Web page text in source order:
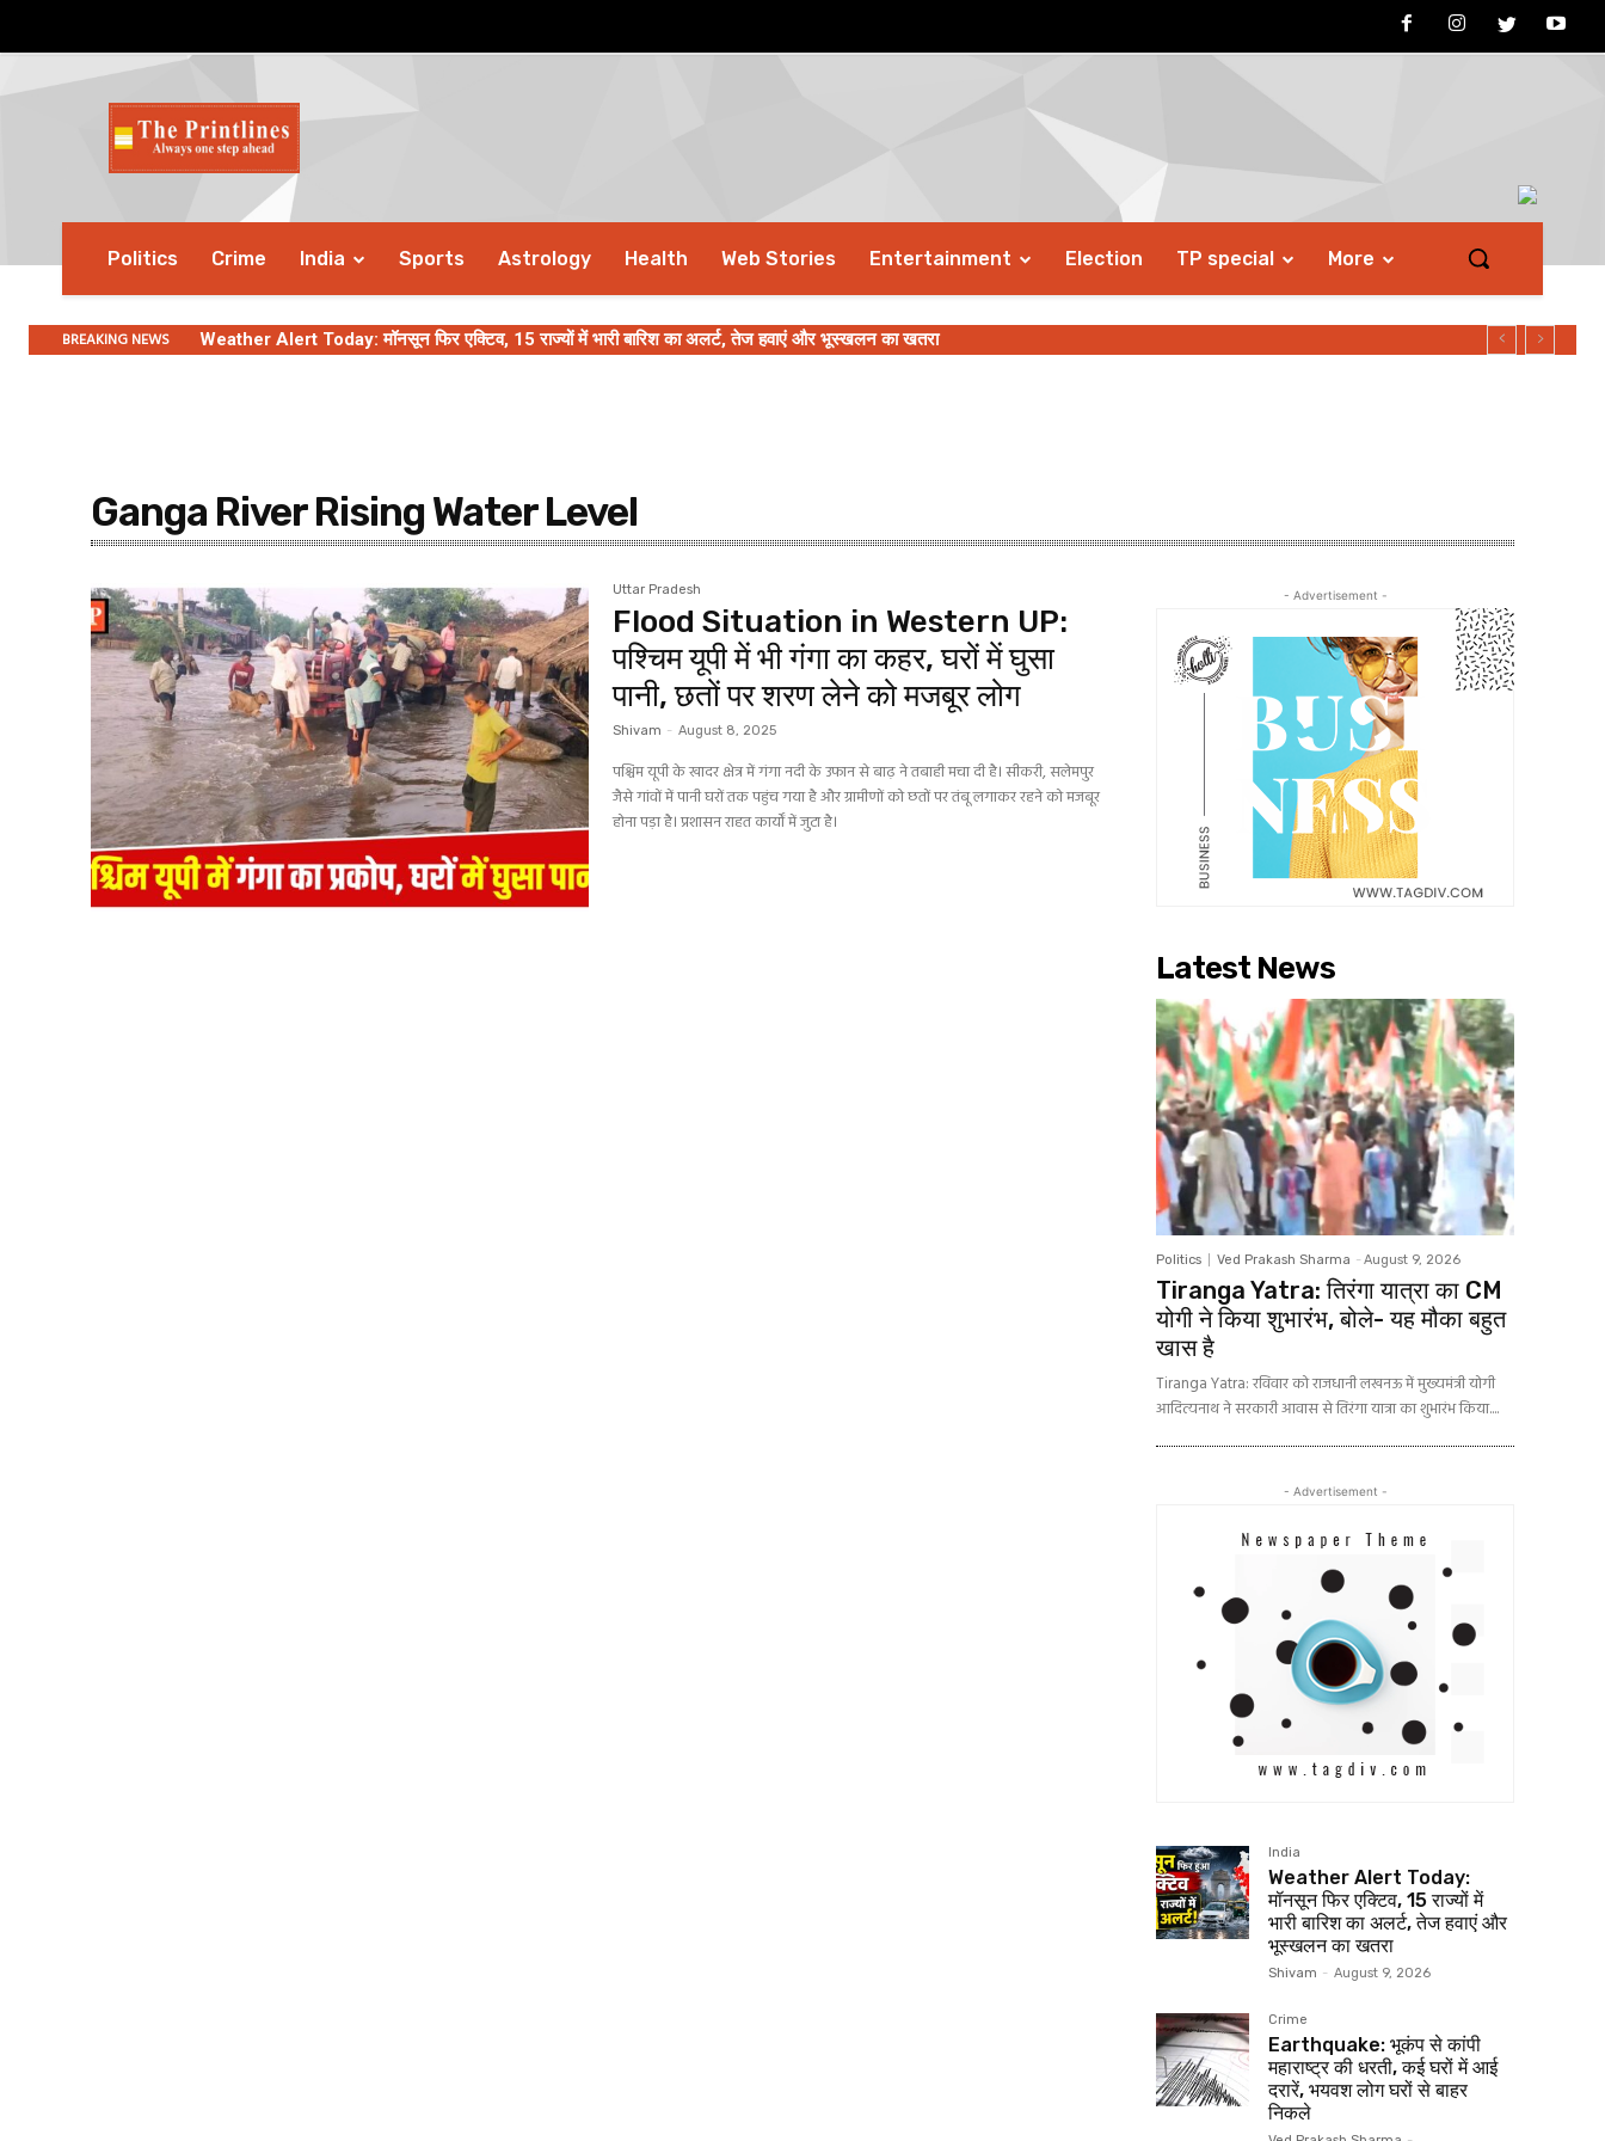
Politics Crime India Sports Astrology Health Web Stories Entertainment Election TP special More
BREAKING NEWS Weather Alert Today: मॉनसून फिर एक्टिव, 15 राज्यों में भारी बारिश का अलर्ट, तेज हवाएं और भूस्खलन का खतरा
Ganga River Rising Water Level
Uttar Pradesh
Flood Situation in Western UP:
पश्चिम यूपी में भी गंगा का कहर, घरों में घुसा
पानी, छतों पर शरण लेने को मजबूर लोग
Shivam - August 8, 2025
पश्चिम यूपी के खादर क्षेत्र में गंगा नदी के उफान से बाढ़ ने तबाही मचा दी है। सीकरी, सलेमपुर
जैसे गांवों में पानी घरों तक पहुंच गया है और ग्रामीणों को छतों पर तंबू लगाकर रहने को मजबूर
होना पड़ा है। प्रशासन राहत कार्यों में जुटा है।
- Advertisement -
Latest News
Politics Ved Prakash Sharma - August 9, 2026
Tiranga Yatra: तिरंगा यात्रा का CM
योगी ने किया शुभारंभ, बोले- यह मौका बहुत
खास है
Tiranga Yatra: रविवार को राजधानी लखनऊ में मुख्यमंत्री योगी
आदित्यनाथ ने सरकारी आवास से तिरंगा यात्रा का शुभारंभ किया....
- Advertisement -
India
Weather Alert Today:
मॉनसून फिर एक्टिव, 15 राज्यों में
भारी बारिश का अलर्ट, तेज हवाएं और
भूस्खलन का खतरा
Shivam - August 9, 2026
Crime
Earthquake: भूकंप से कांपी
महाराष्ट्र की धरती, कई घरों में आई
दरारें, भयवश लोग घरों से बाहर
निकले